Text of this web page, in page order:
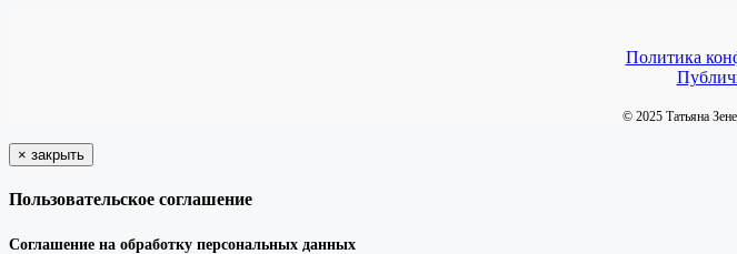
Политика
© 2025 Татьяна
× закрыть
Пользовательское соглашение
Соглашение на обработку персональных данных